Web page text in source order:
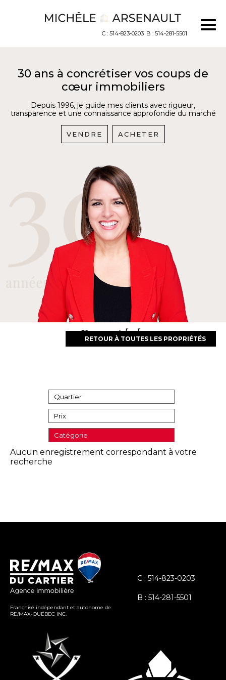
C : 514-823-0203 B : 514-281-5501
30 ans à concrétiser vos coups de
cœur immobiliers
Depuis 1996, je guide mes clients avec rigueur,
transparence et une connaissance approfondie du marché
VENDRE ACHETER
Propriétés
RETOUR À TOUTES LES PROPRIÉTÉS
Quartier
Prix
Catégorie
Aucun enregistrement correspondant à votre
recherche
Franchisé indépendant et autonome de
RE/MAX-QUÉBEC INC.
C : 514-823-0203
B : 514-281-5501